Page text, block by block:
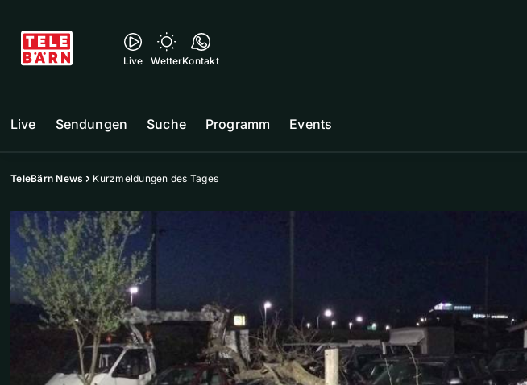
Live WetterKontakt
Live Sendungen Suche Programm Events
TeleBärn News Kurzmeldungen des Tages